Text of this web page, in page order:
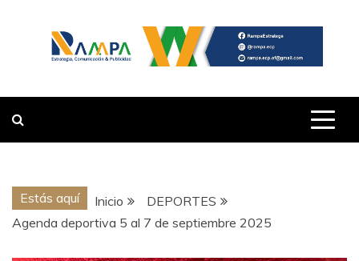
VOCES
HIDALGO
Estás aquí Inicio
DEPORTES
Agenda deportiva 5 al 7 de septiembre 2025